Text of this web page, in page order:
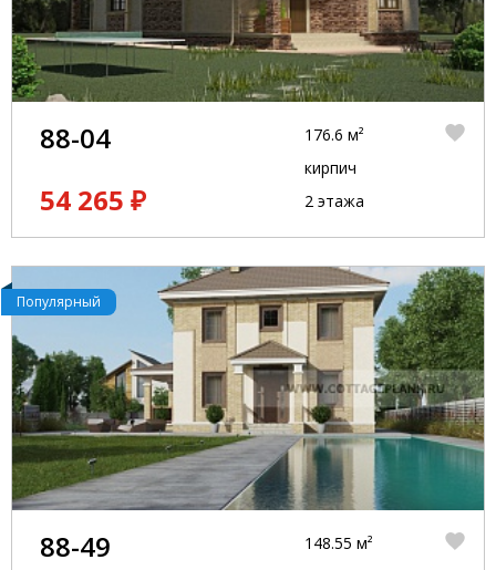
88-04
54 265 ₽
176.6 м²
кирпич
2 этажа
Популярный
88-49
148.55 м²